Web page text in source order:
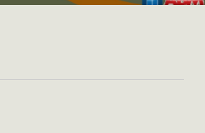
WhatsApp: (81) 99981 9974